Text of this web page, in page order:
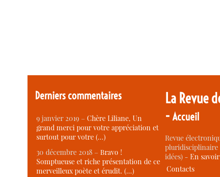
Derniers commentaires
9 janvier 2019 –Chère Liliane, Un
grand merci pour votre appréciation et
surtout pour votre (…)
30 décembre 2018 –Bravo !
Somptueuse et riche présentation de ce
merveilleux poète et érudit. (…)
La Revue
-Accueil
Revue
idées) -En
Contacts